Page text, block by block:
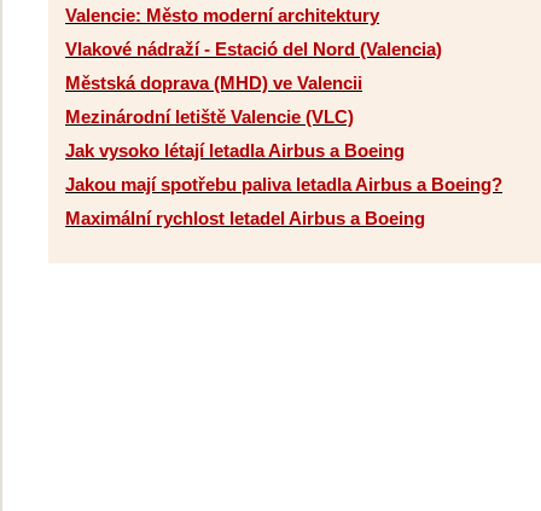
Valencie: Město moderní architektury
Vlakové nádraží - Estació del Nord (Valencia)
Městská doprava (MHD) ve Valencii
Mezinárodní letiště Valencie (VLC)
Jak vysoko létají letadla Airbus a Boeing
Jakou mají spotřebu paliva letadla Airbus a Boeing?
Maximální rychlost letadel Airbus a Boeing